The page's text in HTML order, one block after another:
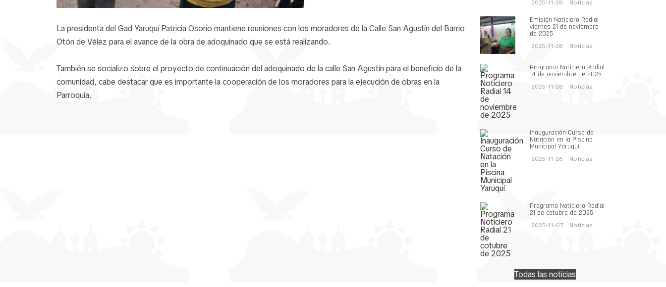
La presidenta del Gad Yaruquí Patricia Osorio mantiene reuniones con los moradores de la Calle San Agustín del Barrio
Otón de Vélez para el avance de la obra de adoquinado que se está realizando.
También se socializo sobre el proyecto de continuación del adoquinado de la calle San Agustín para el beneficio de la
comunidad, cabe destacar que es importante la cooperación de los moradores para la ejecución de obras en la
Parroquia.
2025-11-28 Noticias
Emisión Noticiero Radial
viernes 21 de noviembre
de 2025
2025-11-28 Noticias
Programa Noticiero Radial
14 de noviembre de 2025
2025-11-28 Noticias
Inauguración Curso de
Natación en la Piscina
Municipal Yaruquí
2025-11-26 Noticias
Programa Noticiero Radial
21 de cotubre de 2025
2025-11-07 Noticias
Todas las noticias